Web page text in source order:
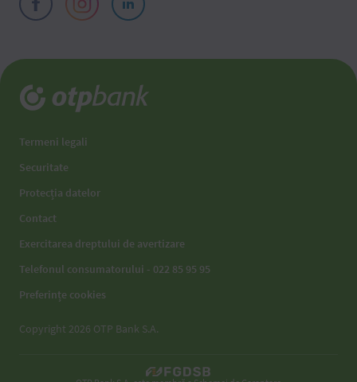
Termeni legali
Securitate
Protecția datelor
Contact
Exercitarea dreptului de avertizare
Telefonul consumatorului - 022 85 95 95
Preferințe cookies
Copyright 2026 OTP Bank S.A.